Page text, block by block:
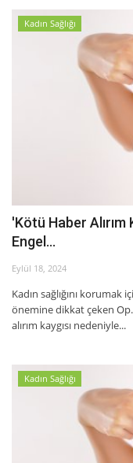
Kadın Sağlığı
'Kötü Haber Alırım
Engel...
Eylül 18, 2024
Kadın sağlığını
önemine dikkat çeken
alırım kaygısı nedeniyle...
Kadın Sağlığı